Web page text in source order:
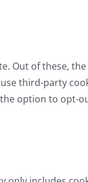
Out of these,
third-party
option to opt-